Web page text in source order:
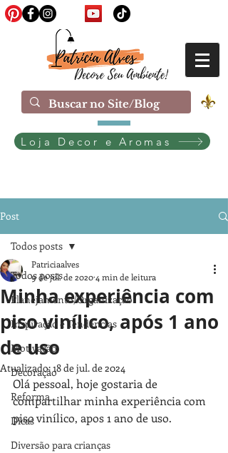
Loja Decor e Aromas
Post
Todos posts
Planejamento/Organização
Inspiração e Tendências
Motivação
Decoração
Reforma
Dicas
Diversão para crianças
Todos posts
Minha experiência com
piso vinílico, após 1 ano
de uso
Patriciaalves
9 de jul. de 20204 min de leitura
Atualizado:18 de jul. de 2024
Olá pessoal, hoje gostaria de
compartilhar minha experiência com
piso vinílico, apos 1 ano de uso.